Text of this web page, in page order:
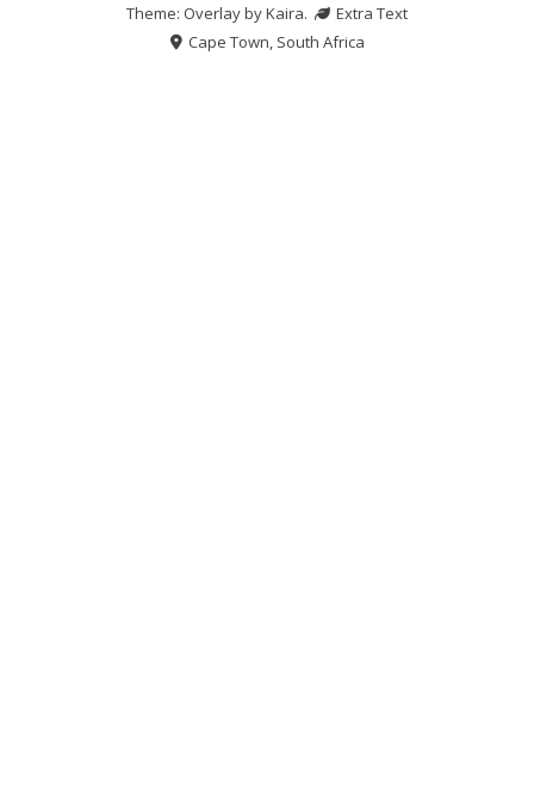
Theme: Overlay byKaira.
Extra Text
Cape Town, South Africa